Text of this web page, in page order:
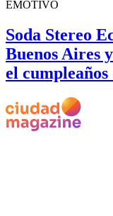
EMOTIVO
Soda Stereo
Buenos Aires
el